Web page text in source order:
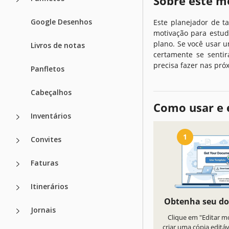
Google Desenhos
Livros de notas
Panfletos
Cabeçalhos
Inventários
Convites
Faturas
Itinerários
Jornais
Este planejador de
motivação para
plano. Se você usar
certamente se
precisa fazer nas
Como usar
1
Obtenha seu
Clique em "Editar
criar uma cópia